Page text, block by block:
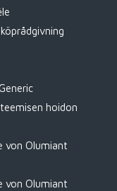
hoidon
von Olumiant
von Olumiant